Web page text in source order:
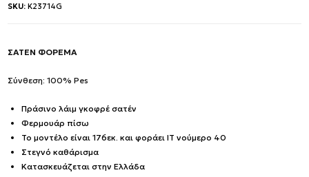
SKU:K23714G
ΣΑΤΕΝ ΦΟΡΕΜΑ
Σύνθεση: 100% Pes
Πράσινο λάιμ γκοφρέ σατέν
Φερμουάρ πίσω
Το μοντέλο είναι 176εκ. και φοράει IT νούμερο 40
Στεγνό καθάρισμα
Κατασκευάζεται στην Ελλάδα